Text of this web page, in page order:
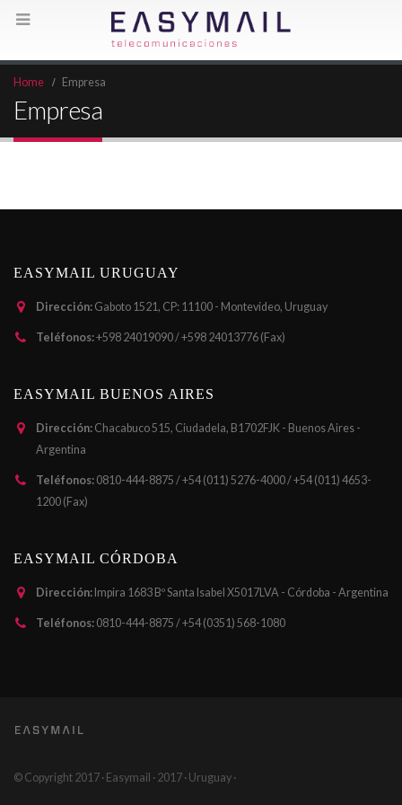
Home Empresa
Empresa
EASYMAIL URUGUAY
Dirección: Gaboto 1521, CP: 11100 - Montevideo, Uruguay
Teléfonos:+598 24019090 / +598 24013776 (Fax)
EASYMAIL BUENOS AIRES
Dirección: Chacabuco 515, Ciudadela, B1702FJK - Buenos Aires -
Argentina
Teléfonos: 0810-444-8875 / +54 (011) 5276-4000 / +54 (011) 4653-
1200 (Fax)
EASYMAIL CÓRDOBA
Dirección: Impira 1683 Bº Santa Isabel X5017LVA - Córdoba - Argentina
Teléfonos: 0810-444-8875 / +54 (0351) 568-1080
© Copyright 2017 · Easymail · 2017 · Uruguay ·